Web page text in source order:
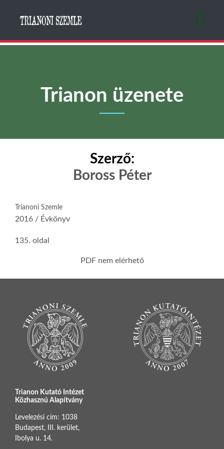
Trianon üzenete
Szerző:
Boross Péter
Trianoni Szemle
2016 / Évkönyv
135. oldal
PDF nem elérhető
Trianon Kutató Intézet
Közhasznú Alapítvány
Levelezési cím: 1038
Budapest, III. kerület,
Ibolya u. 14.